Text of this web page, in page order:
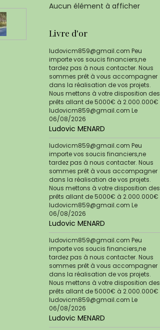
Aucun élément à afficher
Livre d'or
ludovicm859@gmail.com Peu
importe vos soucis financiers,ne
tardez pas à nous contacter. Nous
sommes prêt à vous accompagner
dans la réalisation de vos projets.
Nous mettons à votre disposition des
prêts allant de 5000€ à 2.000.000€
ludovicm859@gmail.com Le
06/08/2026
Ludovic MENARD
ludovicm859@gmail.com Peu
importe vos soucis financiers,ne
tardez pas à nous contacter. Nous
sommes prêt à vous accompagner
dans la réalisation de vos projets.
Nous mettons à votre disposition des
prêts allant de 5000€ à 2.000.000€
ludovicm859@gmail.com Le
06/08/2026
Ludovic MENARD
ludovicm859@gmail.com Peu
importe vos soucis financiers,ne
tardez pas à nous contacter. Nous
sommes prêt à vous accompagner
dans la réalisation de vos projets.
Nous mettons à votre disposition des
prêts allant de 5000€ à 2.000.000€
ludovicm859@gmail.com Le
06/08/2026
Ludovic MENARD